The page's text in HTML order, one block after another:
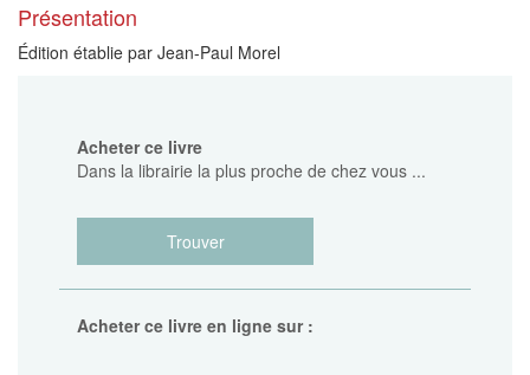
Présentation
Édition établie par Jean-Paul Morel
Acheter ce livre
Dans la librairie la plus proche de chez vous ...
Trouver
Acheter ce livre en ligne sur :